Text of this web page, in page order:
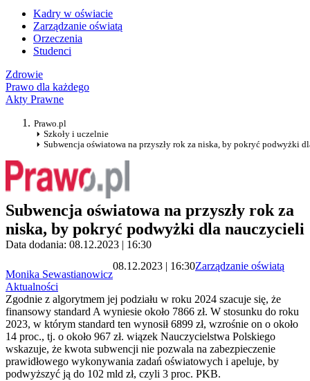
Kadry w oświacie
Zarządzanie oświatą
Orzeczenia
Studenci
Zdrowie
Prawo dla każdego
Akty Prawne
Prawo.pl
Szkoły i uczelnie
Subwencja oświatowa na przyszły rok za niska, by pokryć podwyżki
Subwencja oświatowa na przyszły rok za
niska, by pokryć podwyżki dla nauczycieli
Data dodania: 08.12.2023 | 16:30
Monika Sewastianowicz
08.12.2023 | 16:30Zarządzanie oświatą
Aktualności
Zgodnie z algorytmem jej podziału w roku 2024 szacuje się, że
finansowy standard A wyniesie około 7866 zł. W stosunku do roku
2023, w którym standard ten wynosił 6899 zł, wzrośnie on o około
14 proc., tj. o około 967 zł. wiązek Nauczycielstwa Polskiego
wskazuje, że kwota subwencji nie pozwala na zabezpieczenie
prawidłowego wykonywania zadań oświatowych i apeluje, by
podwyższyć ją do 102 mld zł, czyli 3 proc. PKB.